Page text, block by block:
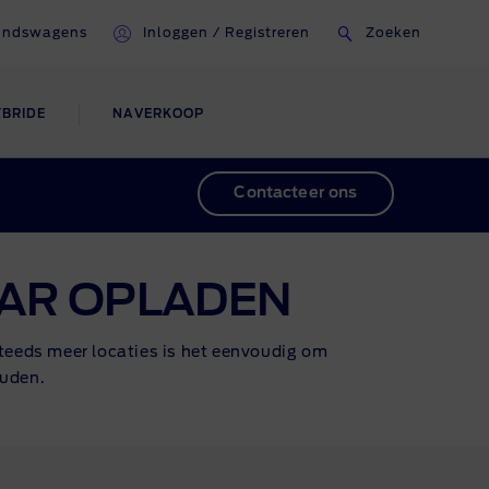
Inloggen / Registreren Zoeken
Professional
NAVERKOOP
Informatie
Contact
Contacteer ons
OPLADEN
meer locaties is het eenvoudig om